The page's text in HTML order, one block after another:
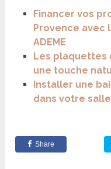
Financer vos
Provence avec
ADEME
Les plaquettes
une touche
Installer une
dans votre
Share